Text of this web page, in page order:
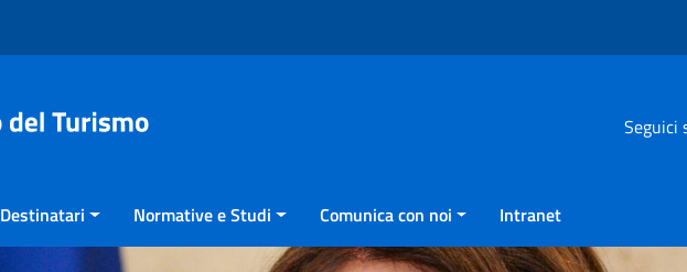
Seguici
Destinatari Normative e Studi Comunica con noi Intranet